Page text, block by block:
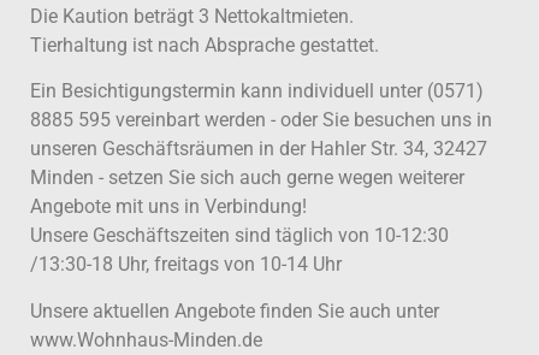
Die Kaution beträgt 3 Nettokaltmieten.
Tierhaltung ist nach Absprache gestattet.
Ein Besichtigungstermin kann individuell unter (0571)
8885 595 vereinbart werden - oder Sie besuchen uns in
unseren Geschäftsräumen in der Hahler Str. 34, 32427
Minden - setzen Sie sich auch gerne wegen weiterer
Angebote mit uns in Verbindung!
Unsere Geschäftszeiten sind täglich von 10-12:30
/13:30-18 Uhr, freitags von 10-14 Uhr
Unsere aktuellen Angebote finden Sie auch unter
www.Wohnhaus-Minden.de